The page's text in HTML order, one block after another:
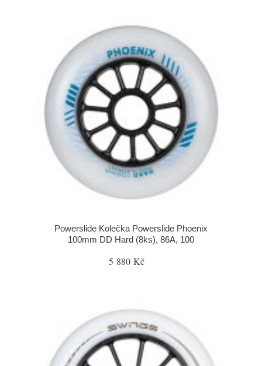
Powerslide Kolečka Powerslide Phoenix
100mm DD Hard (8ks), 86A, 100
5 880 Kč